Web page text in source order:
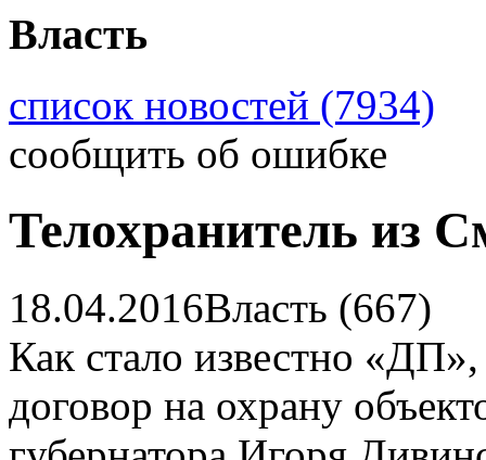
Власть
список новостей (7934)
сообщить об ошибке
Телохранитель из
18.04.2016Власть (667)
Как стало известно
договор на охрану